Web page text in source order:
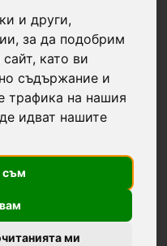
и други,
за да подобрим
като ви
съдържание и
трафика на нашия
идват нашите
съм
ми